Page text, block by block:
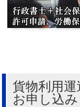
貨物利用
お申し込み